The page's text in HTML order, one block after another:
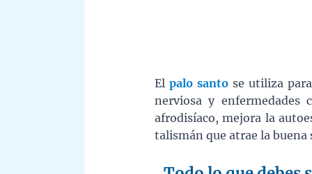
Elpalo santo se utiliza
nerviosa y enfermedades
afrodisíaco, mejora la
talismán que atrae la buena